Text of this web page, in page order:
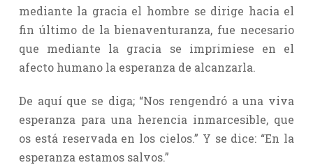
mediante la gracia el hombre se dirige hacia el
fin último de la bienaventuranza, fue necesario
que mediante la gracia se imprimiese en el
afecto humano la esperanza de alcanzarla.
De aquí que se diga; “Nos rengendró a una viva
esperanza para una herencia inmarcesible, que
os está reservada en los cielos.” Y se dice: “En la
esperanza estamos salvos.”